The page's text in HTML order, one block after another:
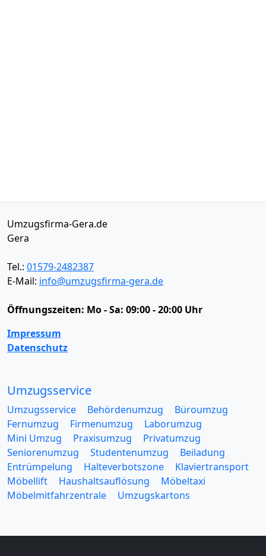
Umzugsfirma-Gera.de
Gera
Tel.: 01579-2482387
E-Mail: info@umzugsfirma-gera.de
Öffnungszeiten: Mo - Sa: 09:00 - 20:00 Uhr
Impressum
Datenschutz
Umzugsservice
Umzugsservice Behördenumzug
Büroumzug
Fernumzug
Firmenumzug
Laborumzug
Mini Umzug
Praxisumzug
Privatumzug
Seniorenumzug
Studentenumzug
Beiladung
Entrümpelung
Halteverbotszone
Klaviertransport
Möbellift
Haushaltsauflösung
Möbeltaxi
Möbelmitfahrzentrale
Umzugskartons